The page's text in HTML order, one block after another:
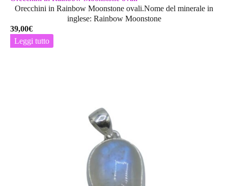
Orecchini in Rainbow Moonstone ovali.Nome del minerale in
inglese: Rainbow Moonstone
39,00€
Leggi tutto